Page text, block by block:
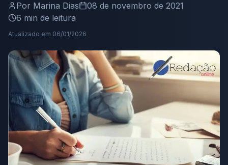
Por Marina Dias
08 de novembro de 2021
6 min de leitura
Atualizado em 06/01/2026